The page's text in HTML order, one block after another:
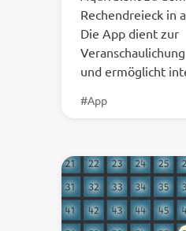
Rechendreieck in
Die App dient zur
und ermöglicht
#App